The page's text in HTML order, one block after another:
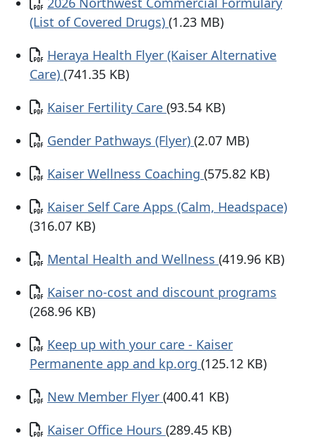
(List of Covered Drugs) (1.23 MB)
Documento
Heraya Health Flyer (Kaiser Alternative
Care) (741.35 KB)
Documento
Kaiser Fertility Care (93.54 KB)
Documento
Gender Pathways (Flyer) (2.07 MB)
Documento
Kaiser Wellness Coaching (575.82 KB)
Documento
Kaiser Self Care Apps (Calm, Headspace)
(316.07 KB)
Documento
Mental Health and Wellness (419.96 KB)
Documento
Kaiser no-cost and discount programs
(268.96 KB)
Documento
Keep up with your care - Kaiser
Permanente app and kp.org (125.12 KB)
Documento
New Member Flyer (400.41 KB)
Documento
Kaiser Office Hours (289.45 KB)